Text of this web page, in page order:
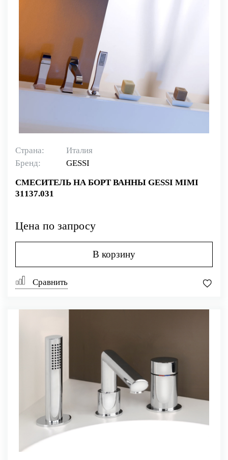
Страна:
Италия
Бренд:
GESSI
СМЕСИТЕЛЬ НА БОРТ ВАННЫ GESSI MIMI
31137.031
Цена по запросу
В корзину
Сравнить